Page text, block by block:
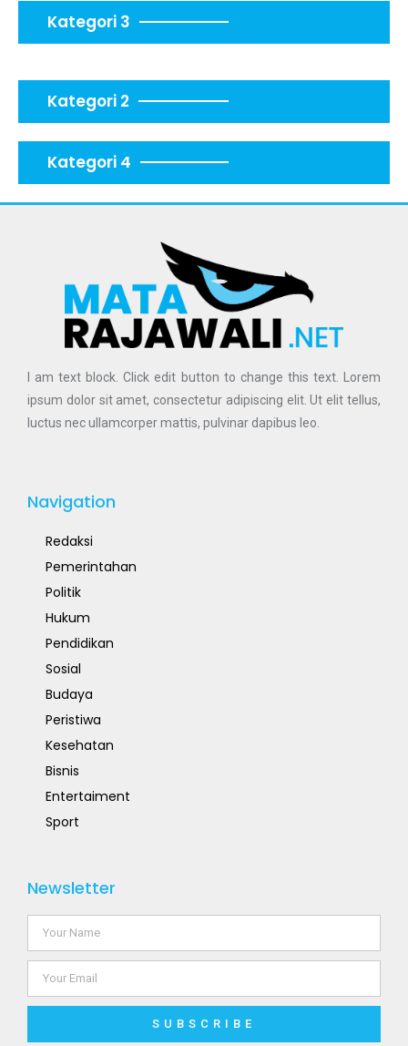
Kategori 3
Kategori 2
Kategori 4
I am text block. Click edit button to change this text. Lorem
ipsum dolor sit amet, consectetur adipiscing elit. Ut elit tellus,
luctus nec ullamcorper mattis, pulvinar dapibus leo.
Navigation
Redaksi
Pemerintahan
Politik
Hukum
Pendidikan
Sosial
Budaya
Peristiwa
Kesehatan
Bisnis
Entertaiment
Sport
Newsletter
SUBSCRIBE